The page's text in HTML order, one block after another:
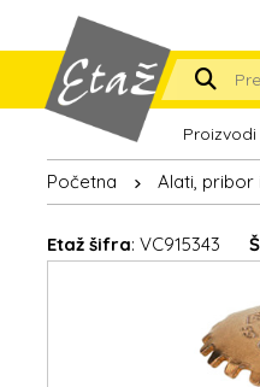
Proizvodi
Početna Alati, pribor
Etaž šifra: VC915343